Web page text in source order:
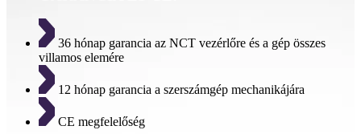
36 hónap garancia az NCT vezérlőre és a gép összes
villamos elemére
12 hónap garancia a szerszámgép mechanikájára
CE megfelelőség